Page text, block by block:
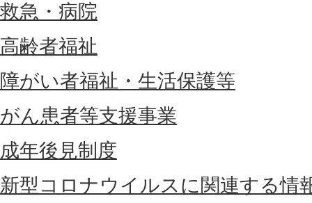
救急・病院
高齢者福祉
障がい者福祉・生活保護等
がん患者等支援事業
成年後見制度
新型コロナウイルスに関連する情